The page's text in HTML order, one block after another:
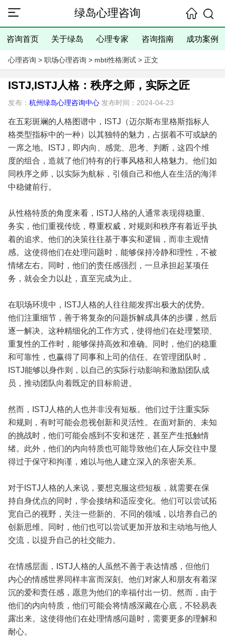
绿岛心理咨询
咨询首页 关于绿岛 心理专家 咨询指南 成功案例
心理咨询 > 职场心理咨询 > mbti性格测试> 正文
ISTJ,ISTJ人格：秩序之师，实际之匠
发布： 杭州绿岛心理咨询中心发布时间：2024-04-23
在五彩斑斓的人格图谱中，ISTJ（迈尔斯布里格斯指标人
格类型指标中的一种）以其独特的魅力，占据着不可或缺的
一席之地。ISTJ，即内向、感觉、思考、判断，这四个维
度的组合，造就了他们特有的行事风格和人格魅力。他们如
同秩序之师，以实际为航标，引领自己和他人在生活的海洋
中稳健前行。
从性格特质的角度来看，ISTJ人格的人通常表现得稳重、
务实，他们重视传统，尊重权威，对规则和秩序有着近乎执
着的追求。他们的决策往往基于事实和逻辑，而非主观情
感。这使得他们在处理问题时，能够保持冷静和理性，不被
情绪左右。同时，他们的责任感强烈，一旦承担起某项任
务，就会全力以赴，直至完成为止。
在职场环境中，ISTJ人格的人往往能发挥出极大的优势。
他们注重细节，善于将复杂的问题拆解成具体的步骤，然后
逐一解决。这种精细化的工作方式，使得他们在处理繁琐、
重复性的工作时，能够保持高效和准确。同时，他们的稳重
和可靠性，也赢得了同事和上司的信任。在管理团队时，
ISTJ能够以身作则，以自己的实际行动影响和激励团队成
员，推动团队向着既定的目标前进。
然而，ISTJ人格的人也并非没有短板。他们过于注重实际
和规则，有时可能会忽视创新和灵活性。在面对新的、未知
的挑战时，他们可能会感到不安和迷茫，甚至产生抵触情
绪。此外，他们的内向特质也可能导致他们在人际交往中显
得过于保守和拘谨，难以与他人建立深入的亲密关系。
对于ISTJ人格的人来说，要想克服这些短板，就需要在保
持自身优点的同时，学会接纳和适应变化。他们可以尝试拓
宽自己的视野，关注一些新的、不同的领域，以培养自己的
创新思维。同时，他们也可以尝试更加开放和主动地与他人
交流，以提升自己的社交能力。
在情感层面，ISTJ人格的人虽然不善于表达情感，但他们
内心的情感世界同样丰富而深刻。他们对家人和朋友有着深
沉的爱和责任感，愿意为他们的幸福付出一切。然而，由于
他们的内向特质，他们可能会将情感深藏在心底，不轻易表
露出来。这使得他们在处理情感问题时，需要更多的理解和
耐心。